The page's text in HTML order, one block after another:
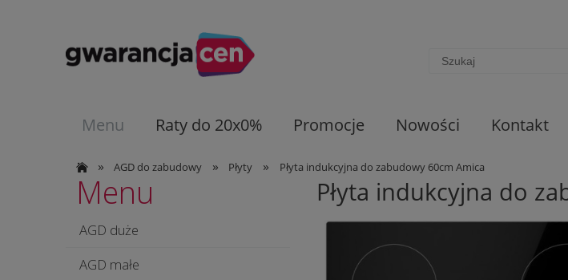
Menu Raty do 20x0% Promocje Nowości Kontakt
» AGD do zabudowy » Płyty » Płyta indukcyjna do zabudowy 60cm Amica
Menu
AGD duże
AGD małe
Płyta indukcyjna do